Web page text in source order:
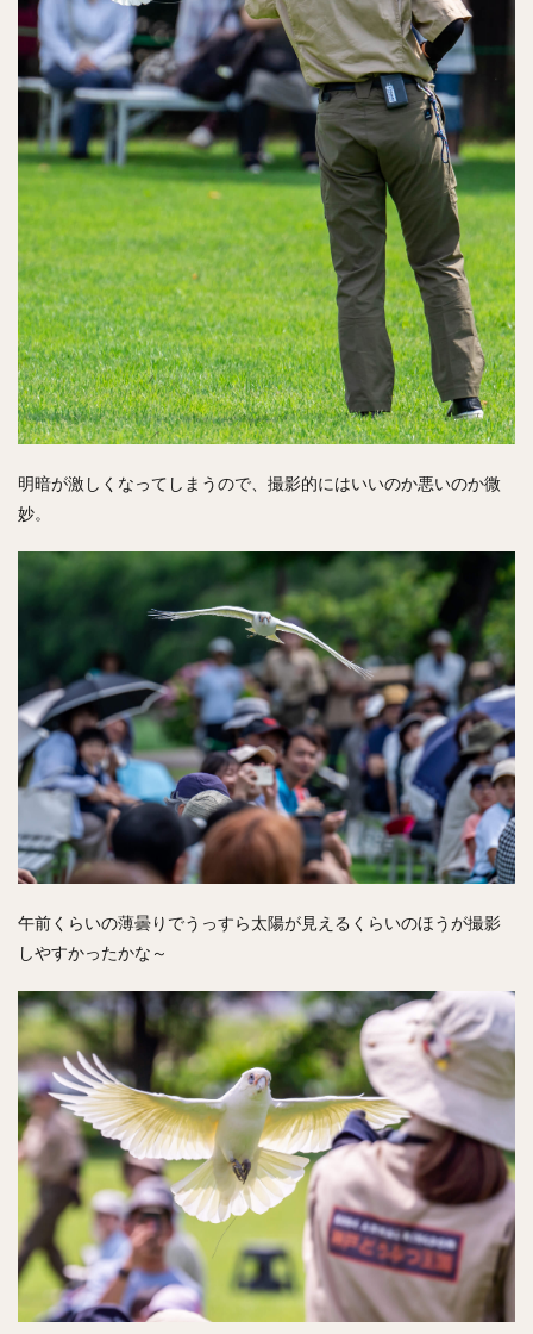
明暗が激しくなってしまうので、撮影的にはいいのか悪いのか微
妙。
午前くらいの薄曇りでうっすら太陽が見えるくらいのほうが撮影
しやすかったかな～